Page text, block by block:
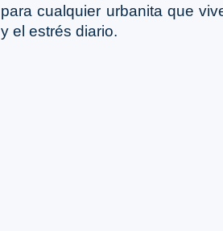
para cualquier urbanita que
y el estrés diario.